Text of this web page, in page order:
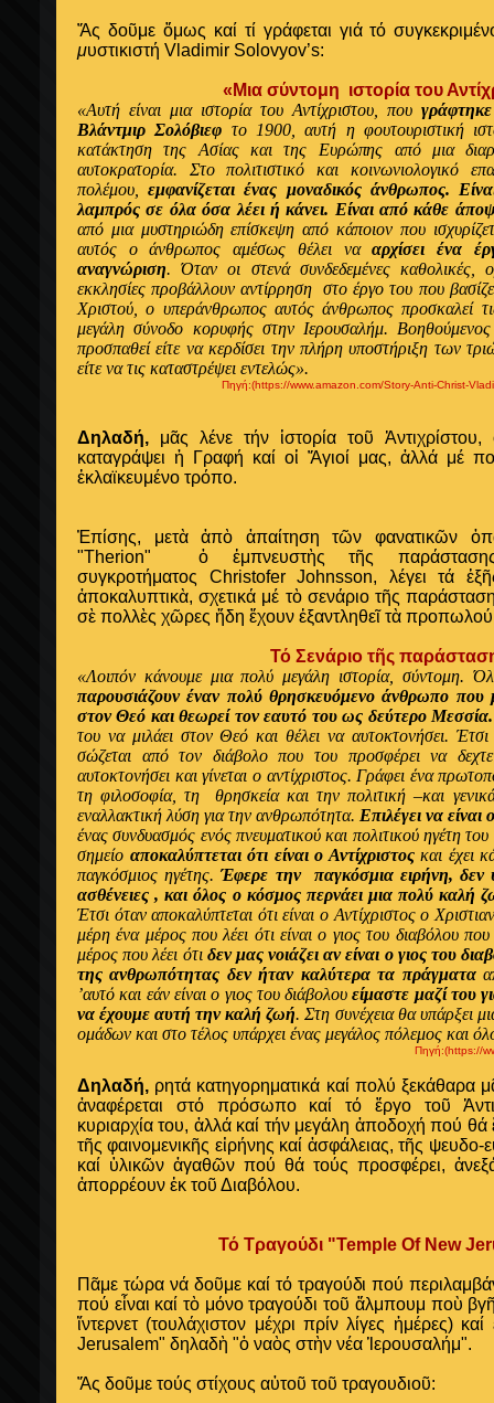
Ἄς δοῦμε ὅμως καί τί γράφεται γιά τό
μυστικιστή Vladimir Solovyov’s:
«Μια σύντομη ιστορία του
«Αυτή είναι μια ιστορία του Αντίχριστου, που
Βλάντμιρ Σολόβιεφ το 1900, αυτή η φουτουριστική
κατάκτηση της Ασίας και της Ευρώπης από μια
αυτοκρατορία. Στο πολιτιστικό και κοινωνιολογικό
πολέμου,εμφανίζεται ένας μοναδικός άνθρωπος.
λαμπρός σε όλα όσα λέει ή κάνει. Είναι από κάθε
από μια μυστηριώδη επίσκεψη από κάποιον που
αυτός ο άνθρωπος αμέσως θέλει νααρχίσει ένα
αναγνώριση. Όταν οι στενά συνδεδεμένες καθολικές,
εκκλησίες προβάλλουν αντίρρηση στο έργο του που
Χριστού, ο υπεράνθρωπος αυτός άνθρωπος προσκαλεί
μεγάλη σύνοδο κορυφής στην Ιερουσαλήμ.
προσπαθεί είτε να κερδίσει την πλήρη υποστήριξη των
είτε να τις καταστρέψει εντελώς».
Πηγή:(https://www.amazon.com/Story-Anti-Christ-
Δηλαδή, μᾶς λένε τήν ἱστορία τοῦ
καταγράψει ἡ Γραφή καί οἱ Ἅγιοί μας, ἀλλά μέ
ἐκλαϊκευμένο τρόπο.
Ἐπίσης, μετὰ ἀπὸ ἀπαίτηση τῶν φανατικῶν
"Therion" ὁ ἐμπνευστὴς τῆς
συγκροτήματος Christofer Johnsson, λέγει τά
ἀποκαλυπτικὰ, σχετικά μέ τὸ σενάριο τῆς
σὲ πολλὲς χῶρες ἤδη ἔχουν ἐξαντληθεῖ τὰ
Τό Σενάριο τῆς
«Λοιπόν κάνουμε μια πολύ μεγάλη ιστορία, σύντομη.
παρουσιάζουν έναν πολύ θρησκευόμενο άνθρωπο που
στον Θεό και θεωρεί τον εαυτό του ως δεύτερο Μεσσία.
του να μιλάει στον Θεό και θέλει να αυτοκτονήσει.
σώζεται από τον διάβολο που του προσφέρει να
αυτοκτονήσει και γίνεται ο αντίχριστος. Γράφει ένα
τη φιλοσοφία, τη θρησκεία και την πολιτική –και
εναλλακτική λύση για την ανθρωπότητα. Επιλέγει να
ένας συνδυασμός ενός πνευματικού και πολιτικού ηγέτη
σημείο αποκαλύπτεται ότι είναι ο Αντίχριστοςκαι έχει
παγκόσμιος ηγέτης.Έφερε την παγκόσμια ειρήνη, δεν
ασθένειες , και όλος ο κόσμος περνάει μια πολύ καλή
Έτσι όταν αποκαλύπτεται ότι είναι ο Αντίχριστος ο
μέρη ένα μέρος που λέει ότι είναι ο γιος του διαβόλου
μέρος που λέει ότιδεν μας νοιάζει αν είναι ο γιος του
της ανθρωπότητας δεν ήταν καλύτερα τα πράγματα
’αυτό και εάν είναι ο γιος του διάβολουείμαστε μαζί του
να έχουμε αυτή την καλή ζωή. Στη συνέχεια θα υπάρξει
ομάδων και στο τέλος υπάρχει ένας μεγάλος πόλεμος και
Πηγή:(https://
Δηλαδή, ρητά κατηγορηματικά καί πολύ ξεκάθαρα
ἀναφέρεται στό πρόσωπο καί τό ἔργο τοῦ
κυριαρχία του, ἀλλά καί τήν μεγάλη ἀποδοχή πού
τῆς φαινομενικῆς εἰρήνης καί ἀσφάλειας, τῆς
καί ὑλικῶν ἀγαθῶν πού θά τούς προσφέρει,
ἀπορρέουν ἐκ τοῦ Διαβόλου.
Τό Τραγούδι "Temple Of New
Πᾶμε τώρα νά δοῦμε καί τό τραγούδι πού
πού εἶναι καί τὸ μόνο τραγούδι τοῦ ἄλμπουμ ποὺ
ἴντερνετ (τουλάχιστον μέχρι πρίν λίγες ἡμέρες)
Jerusalem" δηλαδὴ "ὁ ναὸς στὴν νέα Ἱερουσαλήμ".
Ἄς δοῦμε τούς στίχους αὐτοῦ τοῦ τραγουδιοῦ: